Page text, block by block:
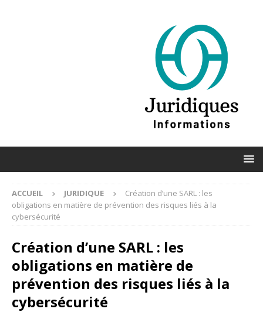
ACCUEIL JURIDIQUE
Création d’une SARL : les
obligations en matière de prévention des risques liés à la
cybersécurité
Création d’une SARL : les
obligations en matière de
prévention des risques liés à la
cybersécurité